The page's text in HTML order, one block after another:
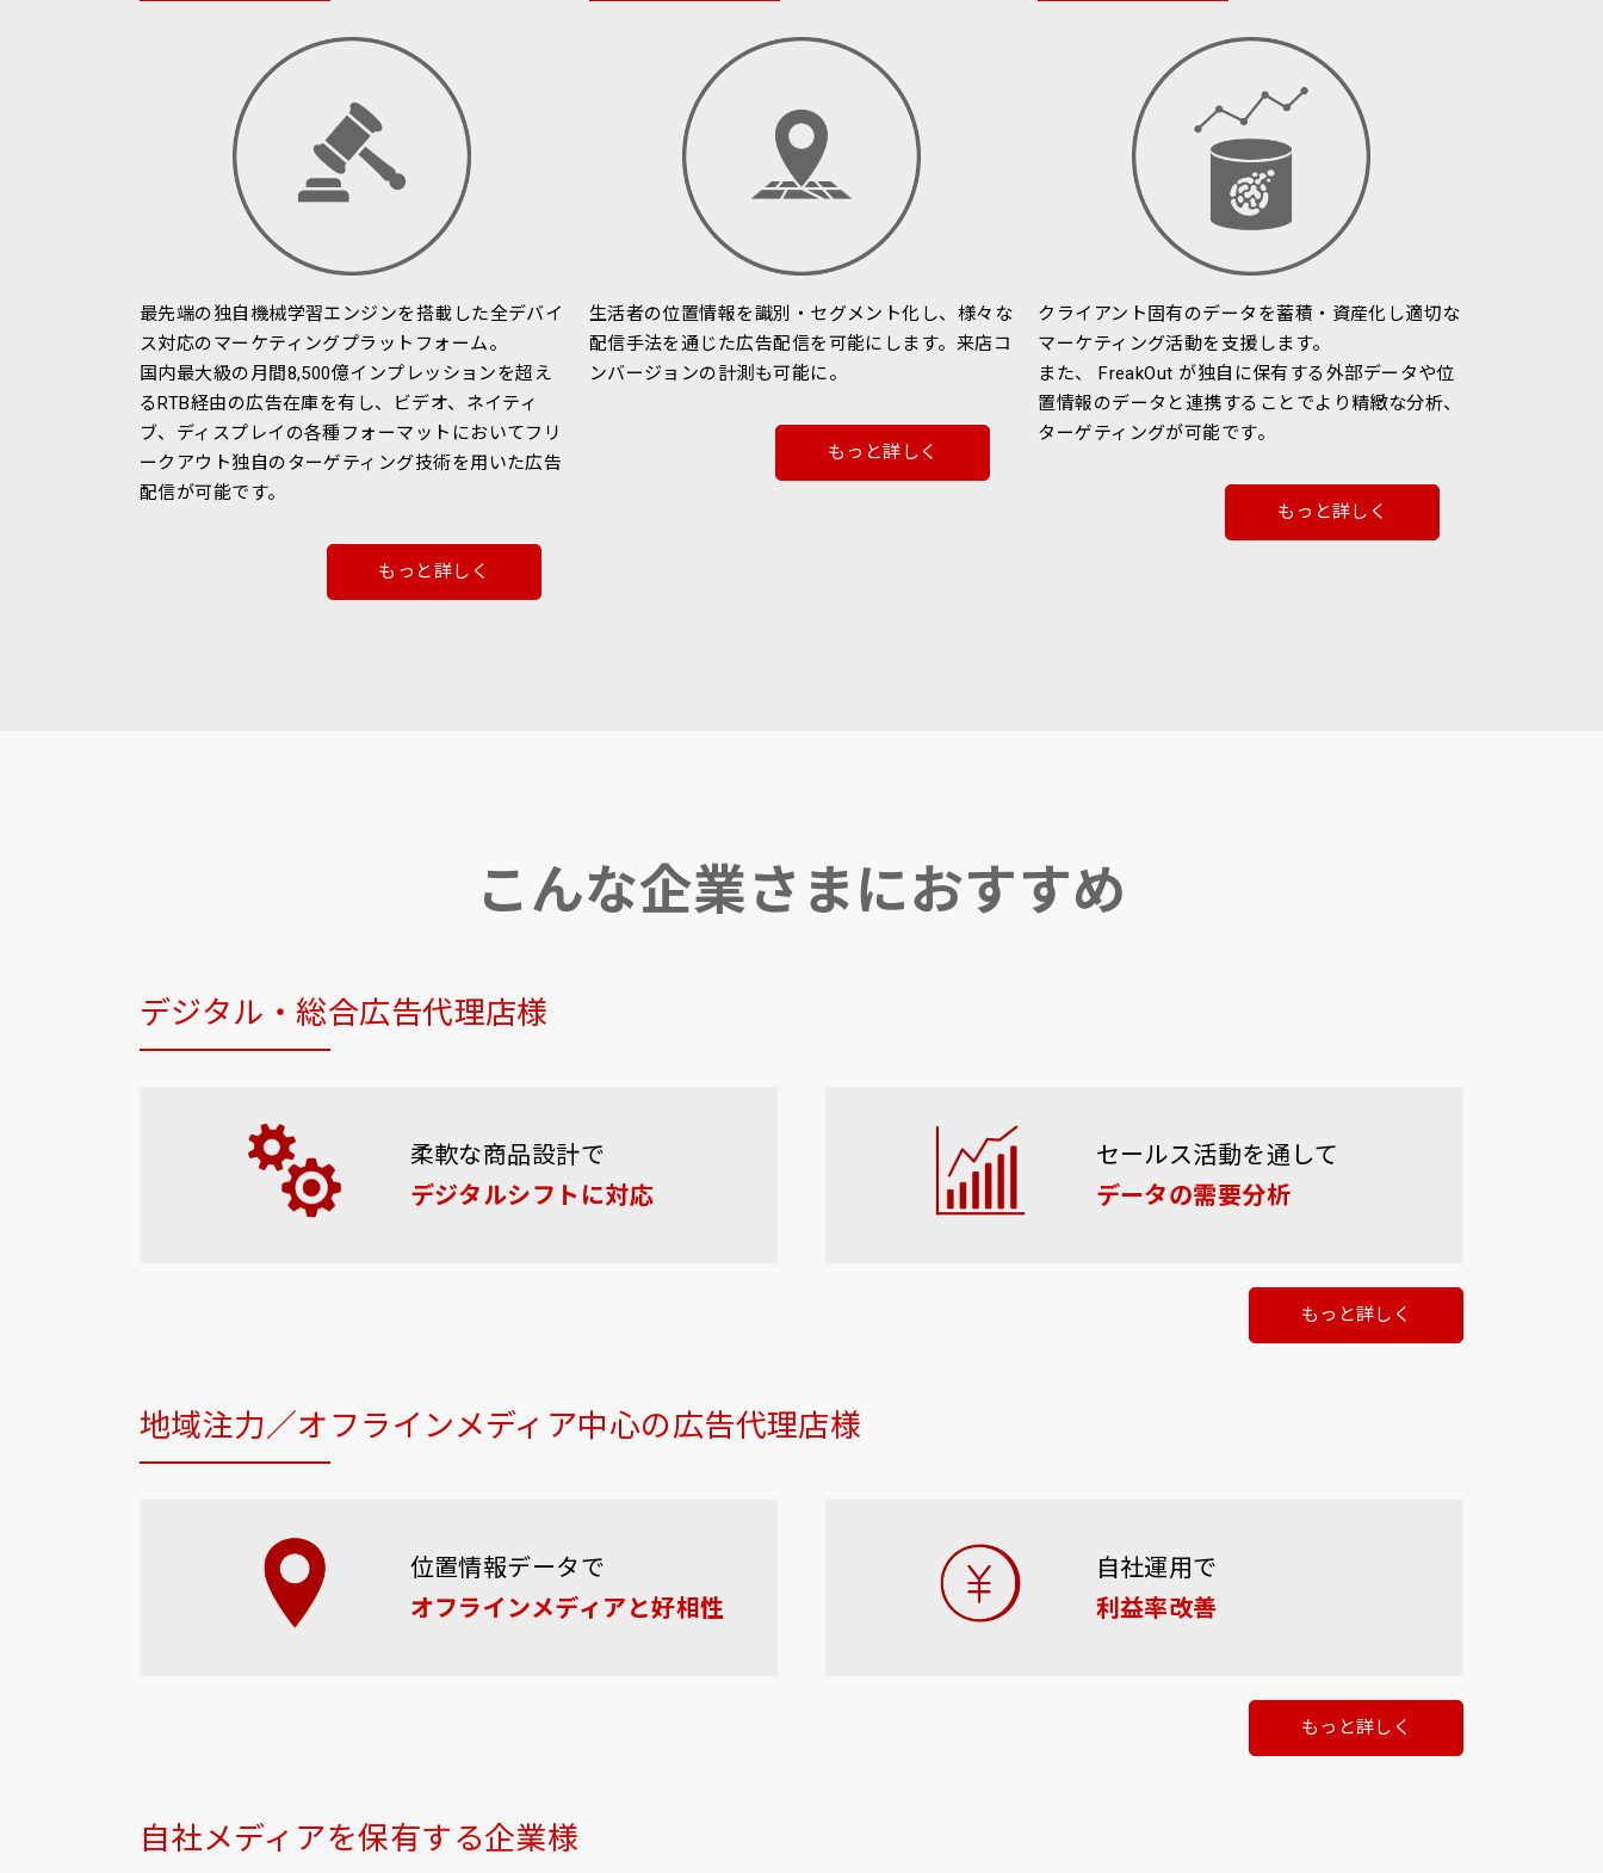
最先端の独自機械学習エンジンを搭載した全デバイ
ス対応のマーケティングプラットフォーム。
国内最大級の月間8,500億インプレッションを超え
るRTB経由の広告在庫を有し、ビデオ、ネイティ
ブ、ディスプレイの各種フォーマットにおいてフリ
ークアウト独自のターゲティング技術を用いた広告
配信が可能です。
もっと詳しく
生活者の位置情報を識別・セグメント化し、様々な
配信手法を通じた広告配信を可能にします。来店コ
ンバージョンの計測も可能に。
もっと詳しく
クライアント固有のデータを蓄積・資産化し適切な
マーケティング活動を支援します。
また、 FreakOut が独自に保有する外部データや位
置情報のデータと連携することでより精緻な分析、
ターゲティングが可能です。
もっと詳しく
こんな企業さまにおすすめ
デジタル・総合広告代理店様
柔軟な商品設計で
デジタルシフトに対応
セールス活動を通して
データの需要分析
もっと詳しく
地域注力／オフラインメディア中心の広告代理店様
位置情報データで
オフラインメディアと好相性
自社運用で
利益率改善
もっと詳しく
自社メディアを保有する企業様